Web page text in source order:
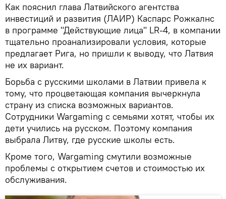
Как пояснил глава Латвийского агентства
инвестиций и развития (ЛАИР) Каспарс Рожкалнс
в программе "Действующие лица" LR-4, в компании
тщательно проанализировали условия, которые
предлагает Рига, но пришли к выводу, что Латвия
не их вариант.
Борьба с русскими школами в Латвии привела к
тому, что процветающая компания вычеркнула
страну из списка возможных вариантов.
Сотрудники Wargaming с семьями хотят, чтобы их
дети учились на русском. Поэтому компания
выбрала Литву, где русские школы есть.
Кроме того, Wargaming смутили возможные
проблемы с открытием счетов и стоимостью их
обслуживания.